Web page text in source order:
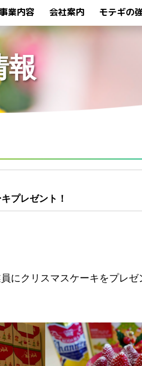
事業内容 会社案内 モテギの
情報
報
プレゼント！
にクリスマスケーキをプレゼ